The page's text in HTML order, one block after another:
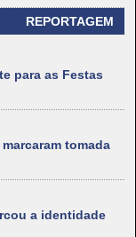
REPORTAGEM
para as Festas
tomada
a identidade